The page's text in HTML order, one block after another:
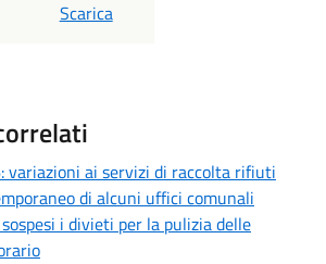
PDF
Scarica
variazioni ai servizi di raccolta rifiuti
di alcuni uffici comunali
i divieti per la pulizia delle